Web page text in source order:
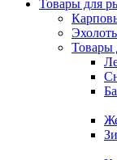
Товары для
Товары